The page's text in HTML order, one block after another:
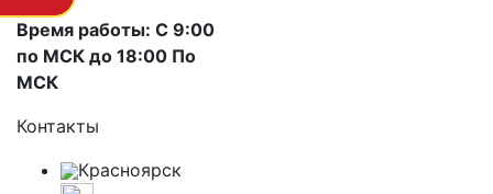
Время работы: С 9:00
по МСК до 18:00 По
МСК
Контакты
Красноярск